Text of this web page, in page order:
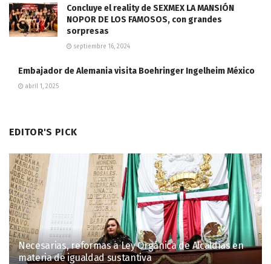
Concluye el reality de SEXMEX LA MANSIÓN
NOPOR DE LOS FAMOSOS, con grandes
sorpresas
septiembre 16, 2024
Embajador de Alemania visita Boehringer Ingelheim México
abril 1, 2025
EDITOR'S PICK
Necesarias, reformas a Ley Orgánica de Alcaldías en
materia de igualdad sustantiva